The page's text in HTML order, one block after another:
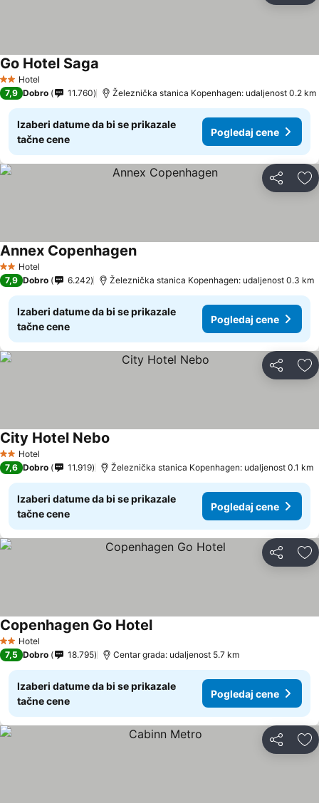
2 Zvezdice
Hotel
Go Hotel Saga
7,9 Dobro 11.760 Železnička stanica Kopenhagen: udaljenost 0.2 km
Izaberi datume da bi se prikazale
tačne cene
Pogledaj cene
Deli
2 Zvezdice
Hotel
Annex CopenhagenPogledaj cene
7,9 Dobro 6.242 Železnička stanica Kopenhagen: udaljenost 0.3 km
Izaberi datume da bi se prikazale
tačne cene
Pogledaj cene
Deli
2 Zvezdice
Hotel
City Hotel Nebo
7,6 Dobro 11.919 Železnička stanica Kopenhagen: udaljenost 0.1 km
Izaberi datume da bi se prikazale
tačne cene
Pogledaj cene
Deli
2 Zvezdice
Hotel
Copenhagen Go HotelPogledaj cene
7,5 Dobro 18.795 Centar grada: udaljenost 5.7 km
Izaberi datume da bi se prikazale
tačne cene
Pogledaj cene
Deli